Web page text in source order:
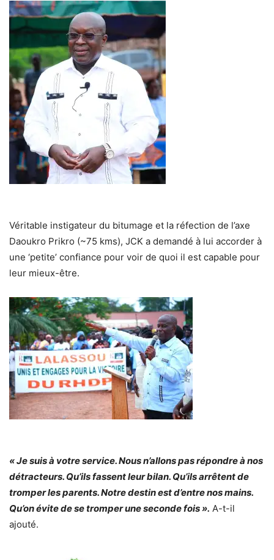
Véritable instigateur du bitumage et la réfection de l’axe
Daoukro Prikro (~75 kms), JCK a demandé à lui accorder à
une ‘petite’ confiance pour voir de quoi il est capable pour
leur mieux-être.
« Je suis à votre service. Nous n’allons pas répondre à nos
détracteurs. Qu’ils fassent leur bilan. Qu’ils arrêtent de
tromper les parents. Notre destin est d’entre nos mains.
Qu’on évite de se tromper une seconde fois ». A-t-il
ajouté.